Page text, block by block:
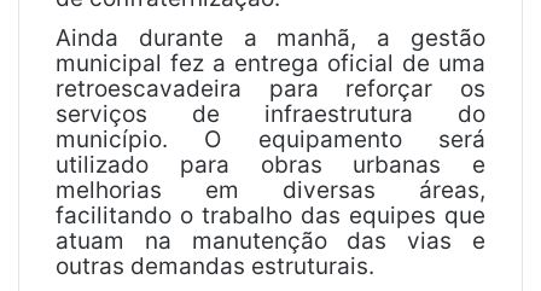
Ainda durante a manhã, a gestão
municipal fez a entrega oficial de uma
retroescavadeira para reforçar os
serviços de infraestrutura do
município. O equipamento será
utilizado para obras urbanas e
melhorias em diversas áreas,
facilitando o trabalho das equipes que
atuam na manutenção das vias e
outras demandas estruturais.